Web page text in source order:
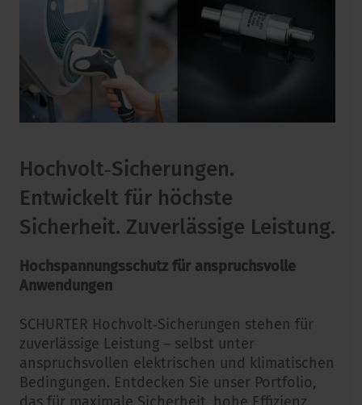
Hochvolt‑Sicherungen.
Entwickelt für höchste
Sicherheit. Zuverlässige Leistung.
Hochspannungsschutz für anspruchsvolle
Anwendungen
SCHURTER Hochvolt‑Sicherungen stehen für
zuverlässige Leistung – selbst unter
anspruchsvollen elektrischen und klimatischen
Bedingungen. Entdecken Sie unser Portfolio,